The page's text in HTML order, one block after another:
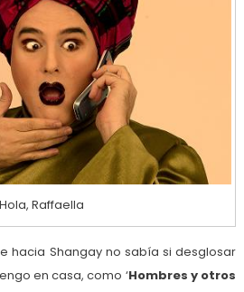
Hola, Raffaella
hacia Shangay no sabía si desglosar
en casa, como ‘Hombres y otros